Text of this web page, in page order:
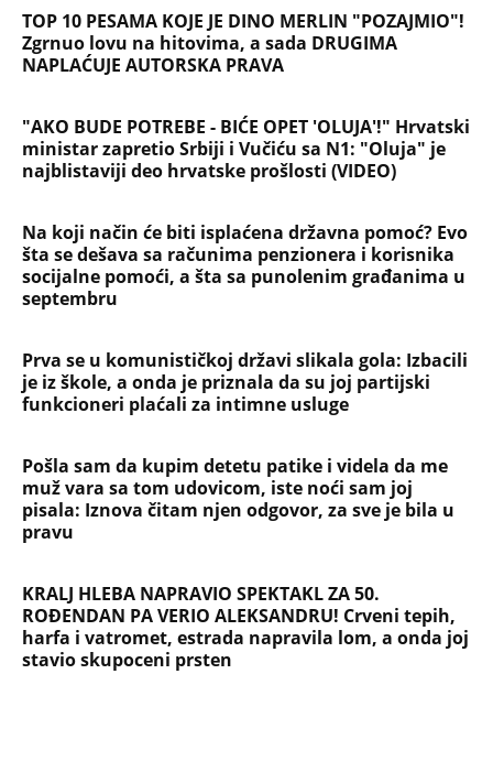
TOP 10 PESAMA KOJE JE DINO MERLIN "POZAJMIO"!
Zgrnuo lovu na hitovima, a sada DRUGIMA
NAPLAĆUJE AUTORSKA PRAVA
"AKO BUDE POTREBE - BIĆE OPET 'OLUJA'!" Hrvatski
ministar zapretio Srbiji i Vučiću sa N1: "Oluja" je
najblistaviji deo hrvatske prošlosti (VIDEO)
Na koji način će biti isplaćena državna pomoć? Evo
šta se dešava sa računima penzionera i korisnika
socijalne pomoći, a šta sa punolenim građanima u
septembru
Prva se u komunističkoj državi slikala gola: Izbacili
je iz škole, a onda je priznala da su joj partijski
funkcioneri plaćali za intimne usluge
Pošla sam da kupim detetu patike i videla da me
muž vara sa tom udovicom, iste noći sam joj
pisala: Iznova čitam njen odgovor, za sve je bila u
pravu
KRALJ HLEBA NAPRAVIO SPEKTAKL ZA 50.
ROĐENDAN PA VERIO ALEKSANDRU! Crveni tepih,
harfa i vatromet, estrada napravila lom, a onda joj
stavio skupoceni prsten